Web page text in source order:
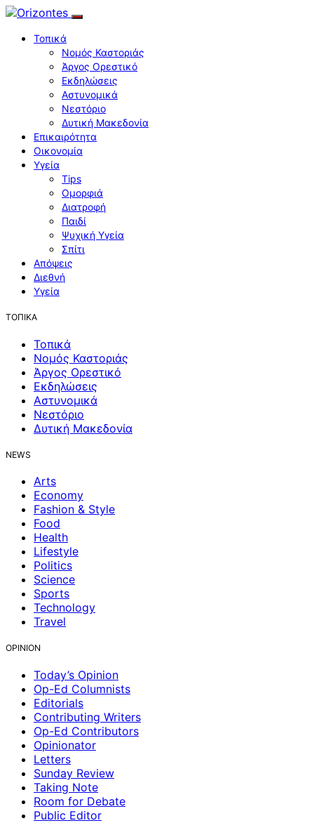
Τοπικά
Νομός Καστοριάς
Άργος Ορεστικό
Εκδηλώσεις
Αστυνομικά
Νεστόριο
Δυτική Μακεδονία
Επικαιρότητα
Οικονομία
Υγεία
Tips
Ομορφιά
Διατροφή
Παιδί
Ψυχική Υγεία
Σπίτι
Απόψεις
Διεθνή
Υγεία
ΤΟΠΙΚΑ
Τοπικά
Νομός Καστοριάς
Άργος Ορεστικό
Εκδηλώσεις
Αστυνομικά
Νεστόριο
Δυτική Μακεδονία
NEWS
Arts
Economy
Fashion & Style
Food
Health
Lifestyle
Politics
Science
Sports
Technology
Travel
OPINION
Today’s Opinion
Op-Ed Columnists
Editorials
Contributing Writers
Op-Ed Contributors
Opinionator
Letters
Sunday Review
Taking Note
Room for Debate
Public Editor